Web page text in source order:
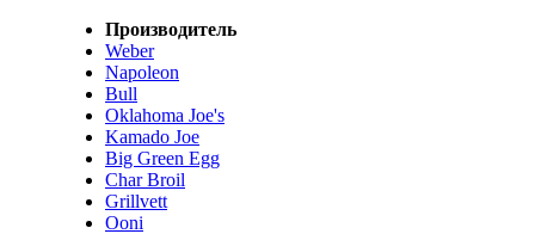
Производитель
Weber
Napoleon
Bull
Oklahoma Joe's
Kamado Joe
Big Green Egg
Char Broil
Grillvett
Ooni